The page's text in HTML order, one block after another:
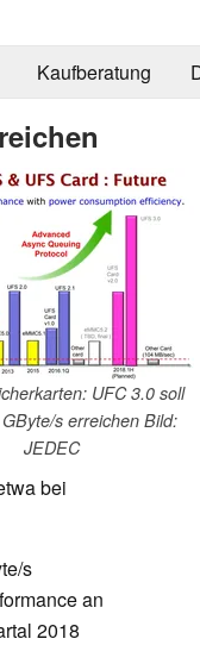
Kaufberatung
UFC 3.0 soll
s erreichen Bild:
JEDEC
bei
s
an
2018